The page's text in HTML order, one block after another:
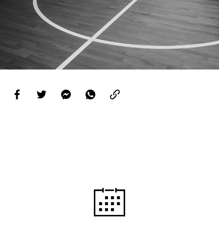
PROJETOS
LIGA BETCLIC MASCULINA
LIGA BETCLIC FEMININA